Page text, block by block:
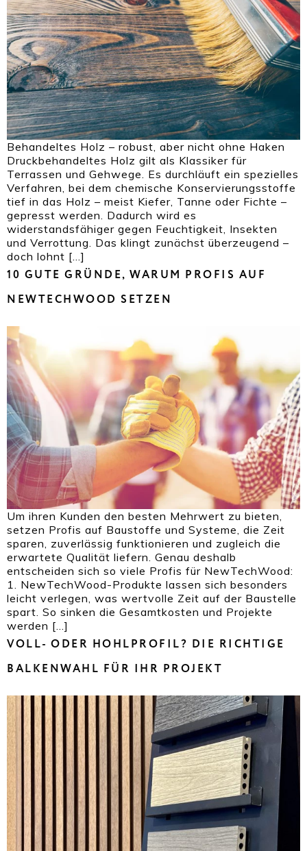
Behandeltes Holz – robust, aber nicht ohne Haken
Druckbehandeltes Holz gilt als Klassiker für
Terrassen und Gehwege. Es durchläuft ein spezielles
Verfahren, bei dem chemische Konservierungsstoffe
tief in das Holz – meist Kiefer, Tanne oder Fichte –
gepresst werden. Dadurch wird es
widerstandsfähiger gegen Feuchtigkeit, Insekten
und Verrottung. Das klingt zunächst überzeugend –
doch lohnt […]
10 GUTE GRÜNDE, WARUM PROFIS AUF
NEWTECHWOOD SETZEN
Um ihren Kunden den besten Mehrwert zu bieten,
setzen Profis auf Baustoffe und Systeme, die Zeit
sparen, zuverlässig funktionieren und zugleich die
erwartete Qualität liefern. Genau deshalb
entscheiden sich so viele Profis für NewTechWood:
1. NewTechWood-Produkte lassen sich besonders
leicht verlegen, was wertvolle Zeit auf der Baustelle
spart. So sinken die Gesamtkosten und Projekte
werden […]
VOLL- ODER HOHLPROFIL? DIE RICHTIGE
BALKENWAHL FÜR IHR PROJEKT